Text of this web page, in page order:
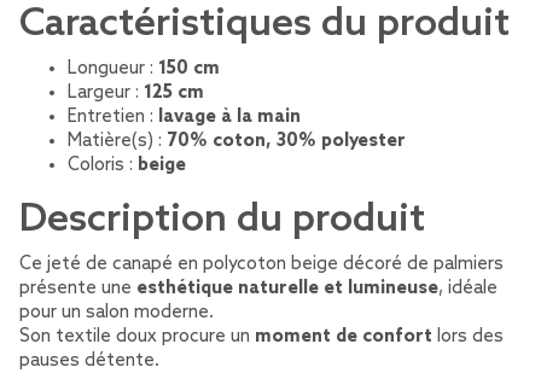
Caractéristiques du produit
Longueur : 150 cm
Largeur : 125 cm
Entretien : lavage à la main
Matière(s) : 70% coton, 30% polyester
Coloris : beige
Description du produit
Ce jeté de canapé en polycoton beige décoré de palmiers
présente une esthétique naturelle et lumineuse, idéale
pour un salon moderne.
Son textile doux procure un moment de confort lors des
pauses détente.